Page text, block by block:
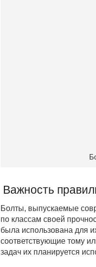
Важность
Болты, выпускаемые
по классам своей
была использована для
соответствующие тому
задач их планируется